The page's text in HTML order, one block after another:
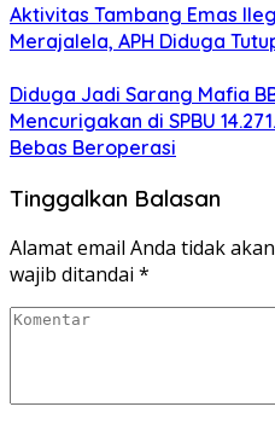
Aktivitas Tambang Emas
Merajalela, APH Diduga
Diduga Jadi Sarang Mafia
Mencurigakan di SPBU
Bebas Beroperasi
Tinggalkan Balasan
Alamat email Anda tidak
wajib ditandai *